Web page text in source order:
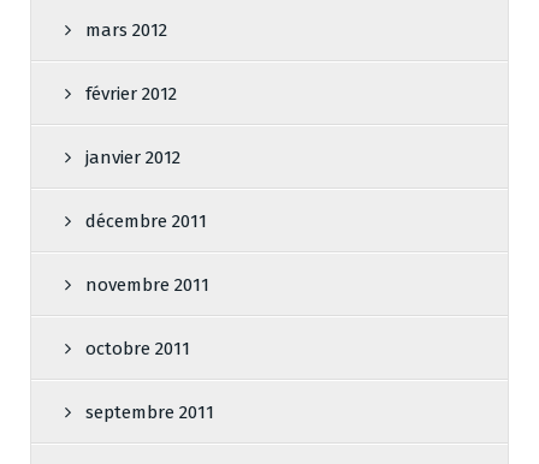
mars 2012
février 2012
janvier 2012
décembre 2011
novembre 2011
octobre 2011
septembre 2011